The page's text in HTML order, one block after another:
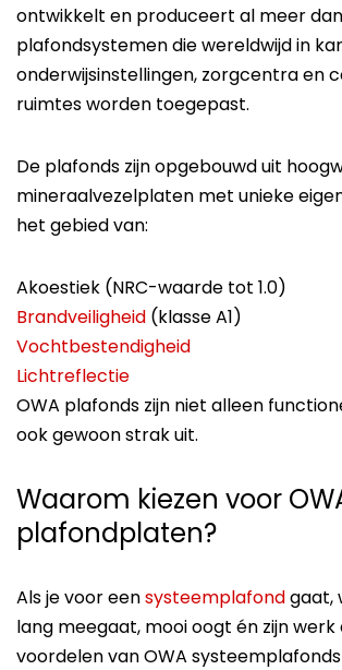
ontwikkelt en produceert al meer
plafondsystemen die wereldwijd in
onderwijsinstellingen, zorgcentra en
ruimtes worden toegepast.
De plafonds zijn opgebouwd uit
mineraalvezelplaten met unieke
het gebied van:
Akoestiek (NRC-waarde tot 1.0)
Brandveiligheid (klasse A1)
Vochtbestendigheid
Lichtreflectie
OWA plafonds zijn niet alleen
ook gewoon strak uit.
Waarom kiezen voor
plafondplaten?
Als je voor eensysteemplafondgaat,
lang meegaat, mooi oogt én zijn werk
voordelen van OWA